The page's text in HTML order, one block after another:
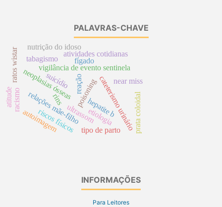
PALAVRAS-CHAVE
hepatite b
neoplasias ósseas poisoning
ultrassomcateterismo urinário
near miss
vigilância de evento sentinela
relações mãe-filho
riscos físicos
autoimagem
suicídio reação
prata coloidal
ratos wistar fígado
rins
racismo
tipo de parto
atividades cotidianas
nutrição do idoso
atitude
etiologia
tabagismo
INFORMAÇÕES
Para Leitores